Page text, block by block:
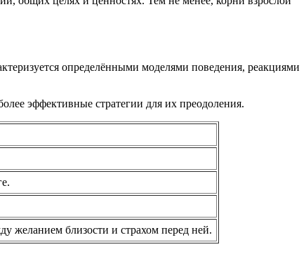
определёнными моделями поведения, реакциями
эффективные стратегии для их преодоления.
желанием близости и страхом перед ней.